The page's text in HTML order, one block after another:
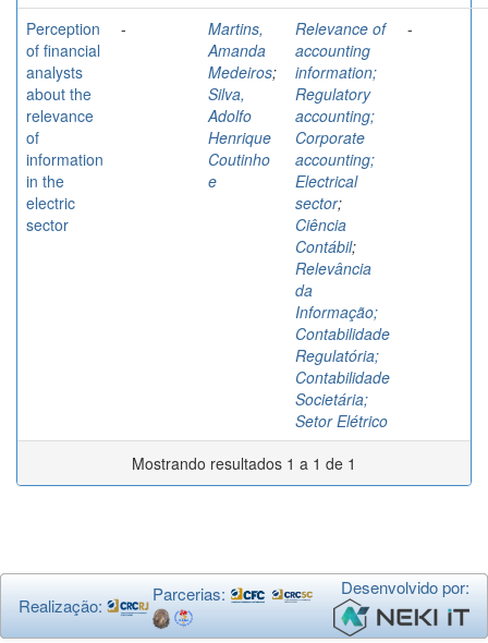
Perception
of financial
analysts
about the
relevance
of
information
in the
electric
sector
-
Martins,
Amanda
Medeiros;
Silva,
Adolfo
Henrique
Coutinho
e
Relevance of
accounting
information;
Regulatory
accounting;
Corporate
accounting;
Electrical
sector;
Ciência
Contábil;
Relevância
da
Informação;
Contabilidade
Regulatória;
Contabilidade
Societária;
Setor Elétrico
-
Mostrando resultados 1 a 1 de 1
Realização:
Parcerias: Desenvolvido por: